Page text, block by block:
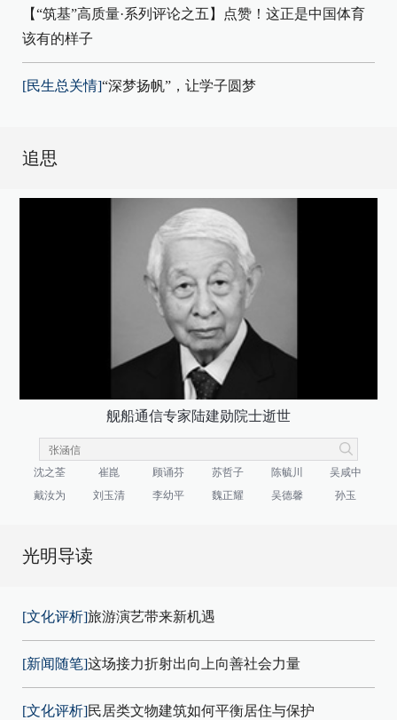
【“筑基”高质量·系列评论之五】点赞！这正是中国体育
该有的样子
[民生总关情]“深梦扬帆”，让学子圆梦
追思
舰船通信专家陆建勋院士逝世
沈之荃 崔崑 顾诵芬 苏哲子 陈毓川
吴咸中
戴汝为
刘玉清 李幼平 魏正耀 吴德馨 孙玉
光明导读
[文化评析]旅游演艺带来新机遇
[新闻随笔]这场接力折射出向上向善社会力量
[文化评析]民居类文物建筑如何平衡居住与保护